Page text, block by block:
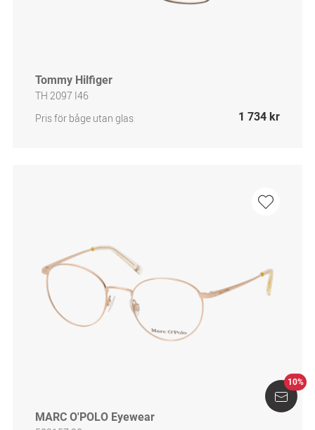
Tommy Hilfiger
TH 2097 I46
Pris för båge utan glas
1 734 kr
MARC O'POLO Eyewear
10%